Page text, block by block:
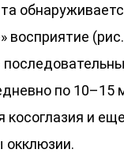
восприятие
по 10–15
косоглазия и
окклюзии.